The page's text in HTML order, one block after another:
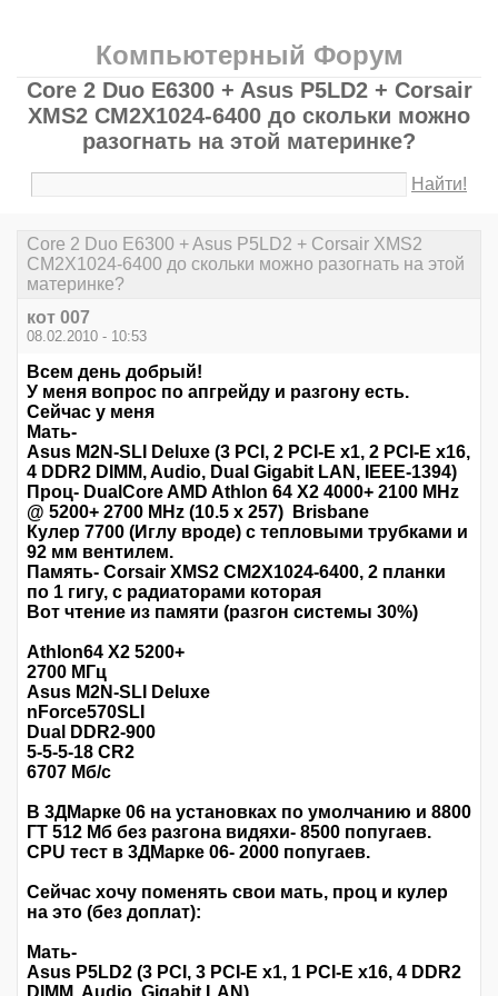
Компьютерный Форум
Core 2 Duo E6300 + Asus P5LD2 + Corsair
XMS2 CM2X1024-6400 до скольки можно
разогнать на этой материнке?
Найти!
Core 2 Duo E6300 + Asus P5LD2 + Corsair XMS2
CM2X1024-6400 до скольки можно разогнать на этой
материнке?
кот 007
08.02.2010 - 10:53
Всем день добрый!
У меня вопрос по апгрейду и разгону есть.
Сейчас у меня
Мать-
Asus M2N-SLI Deluxe (3 PCI, 2 PCI-E x1, 2 PCI-E x16,
4 DDR2 DIMM, Audio, Dual Gigabit LAN, IEEE-1394)
Проц- DualCore AMD Athlon 64 X2 4000+ 2100 MHz
@ 5200+ 2700 MHz (10.5 x 257) Brisbane
Кулер 7700 (Иглу вроде) с тепловыми трубками и
92 мм вентилем.
Память- Corsair XMS2 CM2X1024-6400, 2 планки
по 1 гигу, с радиаторами которая
Вот чтение из памяти (разгон системы 30%)
Athlon64 X2 5200+
2700 МГц
Asus M2N-SLI Deluxe
nForce570SLI
Dual DDR2-900
5-5-5-18 CR2
6707 Мб/с
В 3ДМарке 06 на установках по умолчанию и 8800
ГТ 512 Мб без разгона видяхи- 8500 попугаев.
CPU тест в 3ДМарке 06- 2000 попугаев.
Сейчас хочу поменять свои мать, проц и кулер
на это (без доплат):
Мать-
Asus P5LD2 (3 PCI, 3 PCI-E x1, 1 PCI-E x16, 4 DDR2